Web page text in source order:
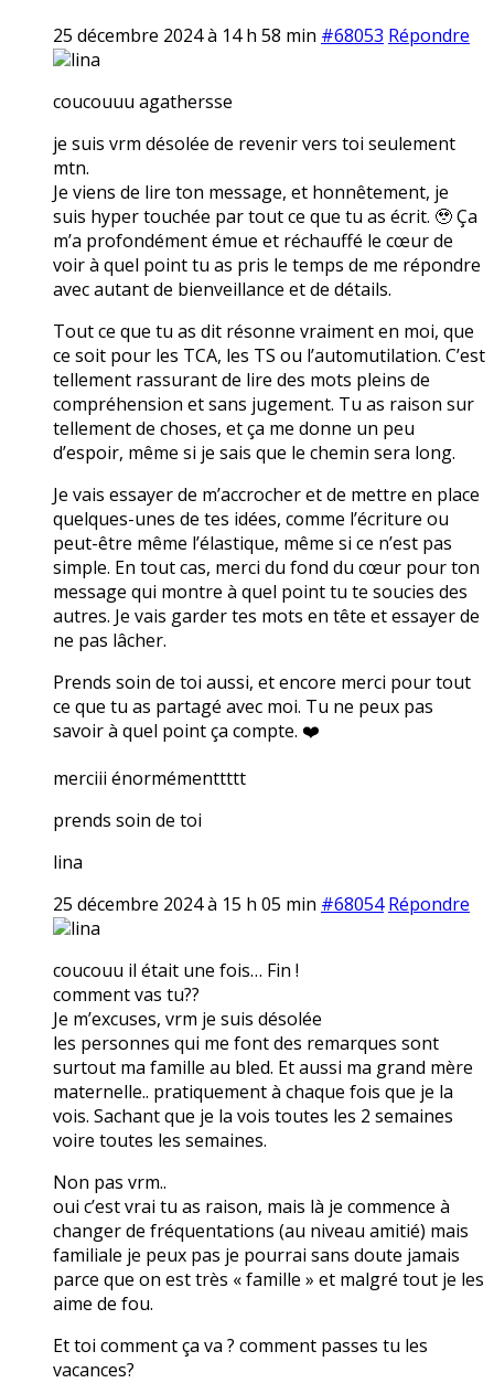
25 décembre 2024 à 14 h 58 min #68053 Répondre
lina
coucouuu agathersse
je suis vrm désolée de revenir vers toi seulement
mtn.
Je viens de lire ton message, et honnêtement, je
suis hyper touchée par tout ce que tu as écrit. 🥹 Ça
m’a profondément émue et réchauffé le cœur de
voir à quel point tu as pris le temps de me répondre
avec autant de bienveillance et de détails.
Tout ce que tu as dit résonne vraiment en moi, que
ce soit pour les TCA, les TS ou l’automutilation. C’est
tellement rassurant de lire des mots pleins de
compréhension et sans jugement. Tu as raison sur
tellement de choses, et ça me donne un peu
d’espoir, même si je sais que le chemin sera long.
Je vais essayer de m’accrocher et de mettre en place
quelques-unes de tes idées, comme l’écriture ou
peut-être même l’élastique, même si ce n’est pas
simple. En tout cas, merci du fond du cœur pour ton
message qui montre à quel point tu te soucies des
autres. Je vais garder tes mots en tête et essayer de
ne pas lâcher.
Prends soin de toi aussi, et encore merci pour tout
ce que tu as partagé avec moi. Tu ne peux pas
savoir à quel point ça compte. ❤️
merciii énormémenttttt
prends soin de toi
lina
25 décembre 2024 à 15 h 05 min #68054 Répondre
lina
coucouu il était une fois… Fin !
comment vas tu??
Je m’excuses, vrm je suis désolée
les personnes qui me font des remarques sont
surtout ma famille au bled. Et aussi ma grand mère
maternelle.. pratiquement à chaque fois que je la
vois. Sachant que je la vois toutes les 2 semaines
voire toutes les semaines.
Non pas vrm..
oui c’est vrai tu as raison, mais là je commence à
changer de fréquentations (au niveau amitié) mais
familiale je peux pas je pourrai sans doute jamais
parce que on est très « famille » et malgré tout je les
aime de fou.
Et toi comment ça va ? comment passes tu les
vacances?